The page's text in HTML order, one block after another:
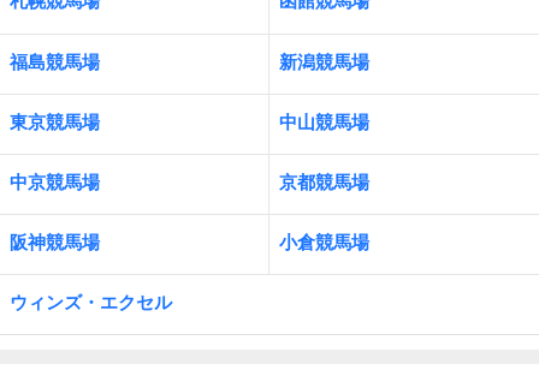
福島競馬場 新潟競馬場
東京競馬場 中山競馬場
中京競馬場 京都競馬場
阪神競馬場 小倉競馬場
ウィンズ・エクセル